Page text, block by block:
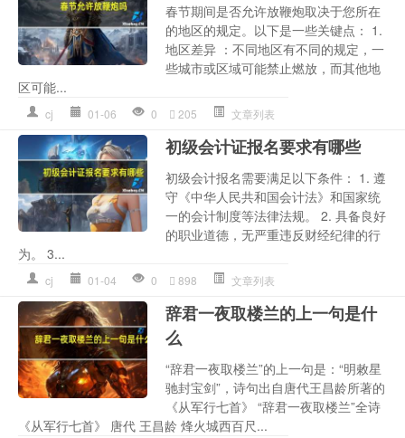
春节期间是否允许放鞭炮取决于您所在
的地区的规定。以下是一些关键点： 1.
地区差异 ：不同地区有不同的规定，一
些城市或区域可能禁止燃放，而其他地
区可能...
cj 01-06 0 205 文章列表
初级会计证报名要求有哪些
初级会计报名需要满足以下条件： 1. 遵
守《中华人民共和国会计法》和国家统
一的会计制度等法律法规。 2. 具备良好
的职业道德，无严重违反财经纪律的行
为。 3...
cj 01-04 0 898 文章列表
辞君一夜取楼兰的上一句是什
么
“辞君一夜取楼兰”的上一句是：“明敕星
驰封宝剑”，诗句出自唐代王昌龄所著的
《从军行七首》 “辞君一夜取楼兰”全诗
《从军行七首》 唐代 王昌龄 烽火城西百尺...